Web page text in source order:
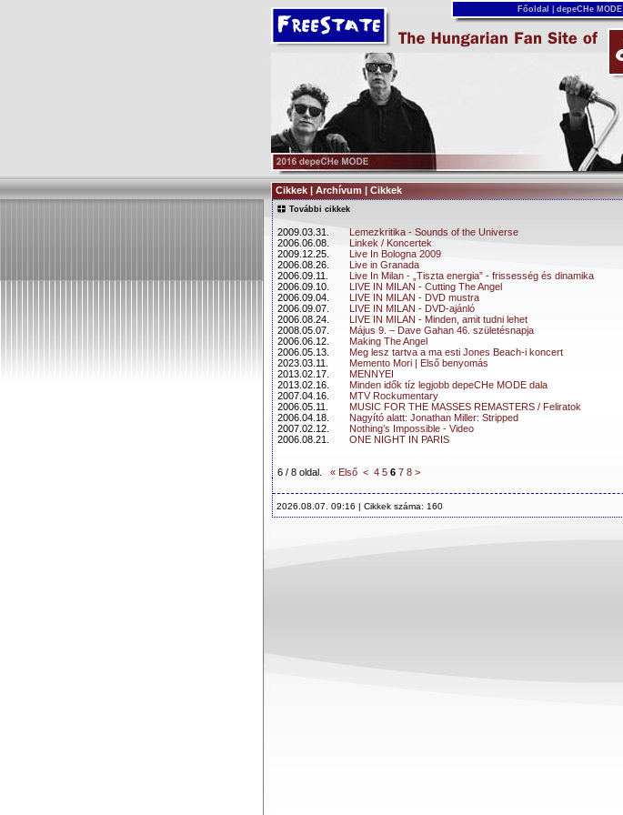
Főoldal depeCHe MODE
Cikkek | Archívum | Cikkek
További cikkek
2009.03.31. Lemezkritika - Sounds of the Universe
2006.06.08.
Linkek / Koncertek
2009.12.25.
Live In Bologna 2009
2006.08.26.
Live in Granada
2006.09.11.
Live In Milan - „Tiszta energia” - frissesség és dinamika
2006.09.10.
LIVE IN MILAN - Cutting The Angel
2006.09.04.
LIVE IN MILAN - DVD mustra
2006.09.07.
LIVE IN MILAN - DVD-ajánló
2006.08.24.
LIVE IN MILAN - Minden, amit tudni lehet
2008.05.07.
Május 9. – Dave Gahan 46. születésnapja
2006.06.12.
Making The Angel
2006.05.13.
Meg lesz tartva a ma esti Jones Beach-i koncert
2023.03.11.
Memento Mori | Első benyomás
2013.02.17.
MENNYEI
2013.02.16.
Minden idők tíz legjobb depeCHe MODE dala
2007.04.16.
MTV Rockumentary
2006.05.11.
MUSIC FOR THE MASSES REMASTERS / Feliratok
2006.04.18.
Nagyító alatt: Jonathan Miller: Stripped
2007.02.12.
Nothing’s Impossible - Video
2006.08.21.
ONE NIGHT IN PARIS
6 / 8 oldal. « Első < 4 5 6 7 8 >
2026.08.07. 09:16 | Cikkek száma: 160